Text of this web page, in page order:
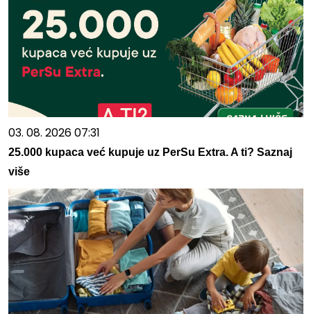
03. 08. 2026 07:31
25.000 kupaca već kupuje uz PerSu Extra. A ti? Saznaj
više